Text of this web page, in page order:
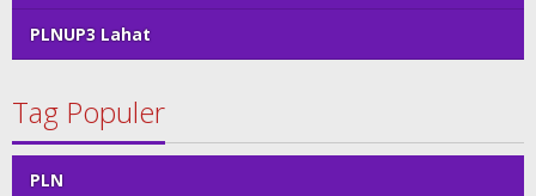
PLNUP3 Lahat
Tag Populer
PLN